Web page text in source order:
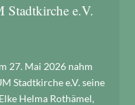
Stadtkirche e.V.
27. Mai 2026 nahm
Stadtkirche e.V. seine
Helma Rothämel,